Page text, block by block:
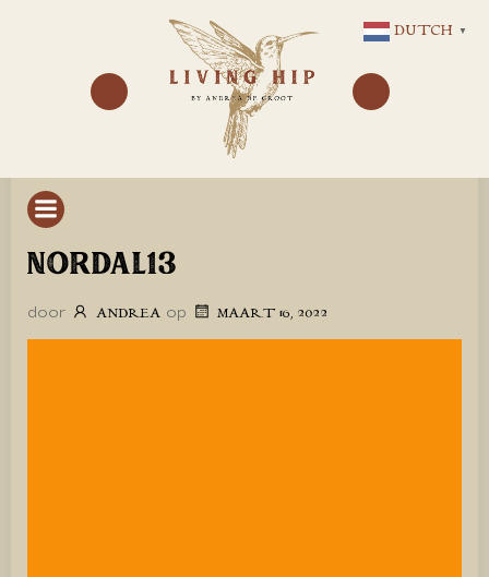
NAAR
DE
INHOUD
NORDAL13
door ANDREA op MAART 16, 2022
DUTCH ▼